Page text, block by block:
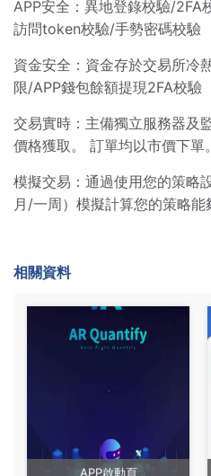
APP安全：異地登錄校驗/2FA
訪問token校驗/手勢密碼校驗
資金安全：資金存於交易所冷
限/APP錢包餘額提現2FA校驗
交易實時：主備獨立服務器及
價格獲取。 訂單均以市價下單。
模擬交易：通過使用您的策略
月/一周）模擬計算您的策略能
相關資料
APP啟動頁